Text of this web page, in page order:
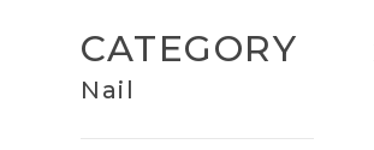
CATEGORY
Nail